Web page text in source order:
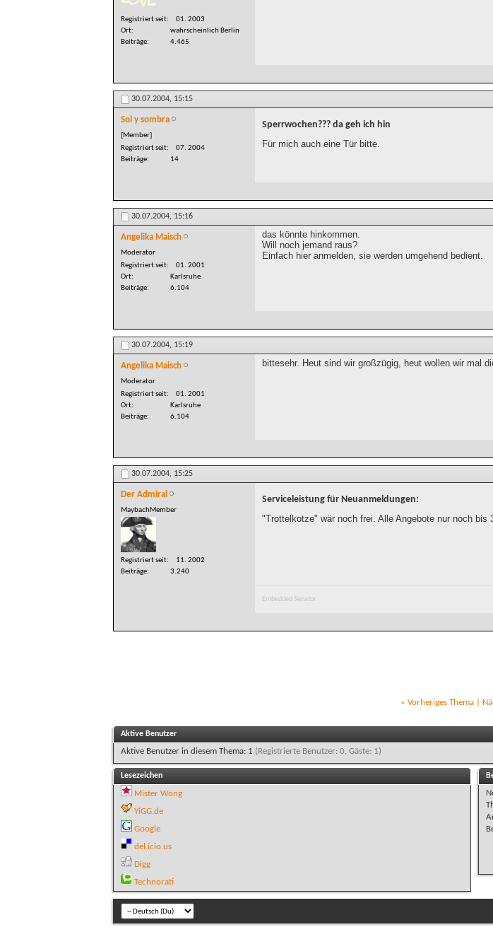
Registriert seit
01. 2003
Ort
wahrscheinlich Berlin
Beiträge
4.465
30.07.2004, 15:15
Sol y sombra
[Member]
Registriert seit
07. 2004
Beiträge
14
Sperrwochen??? da geh ich hin
Für mich auch eine Tür bitte.
30.07.2004, 15:16
Angelika Maisch
Moderator
Registriert seit
01. 2001
Ort
Karlsruhe
Beiträge
6.104
das könnte hinkommen.
Will noch jemand raus?
Einfach hier anmelden, sie werden umgehend bedient.
30.07.2004, 15:19
Angelika Maisch
Moderator
Registriert seit
01. 2001
Ort
Karlsruhe
Beiträge
6.104
bittesehr. Heut sind wir großzügig, heut wollen wir mal
30.07.2004, 15:25
Der Admiral
MaybachMember
Registriert seit
11. 2002
Beiträge
3.240
Serviceleistung für Neuanmeldungen:
"Trottelkotze" wär noch frei. Alle Angebote nur noch bis
Embedded Senator
« Vorheriges Thema|
Aktive Benutzer
Aktive Benutzer in diesem Thema: 1 (Registrierte Benutzer: 0, Gäste: 1)
Lesezeichen
Mister Wong
YiGG.de
Google
del.icio.us
Digg
Technorati